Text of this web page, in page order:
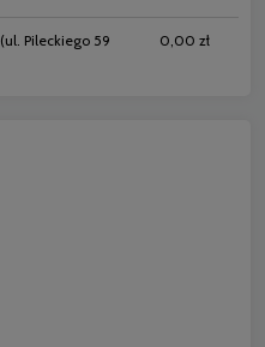
(ul. Pileckiego 59
0,00 zł